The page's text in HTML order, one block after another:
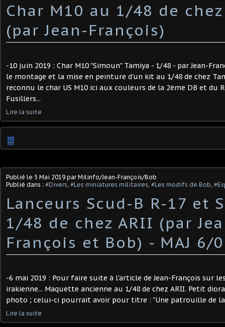
Char M10 au 1/48 de
(par Jean-François)
-10 juin 2019 : Char M10 "Simoun" Tamiya - 1/48 - par Jean-
le montage et la mise en peinture d'un kit au 1/48 de chez
reconnu le char US M10 ici aux couleurs de la 2ème DB et du
Fusillers...
Lire la suite
…
Publié le 5 Mai 2019 par Milinfo/Jean-François/Bob
Publié dans : #Divers, #Les miniatures militaires, #Les modifs de Bob,
Lanceurs Scud-B R-17 et
1/48 de chez ARII (par
François et Bob) - MAJ 6/
-6 mai 2019 : Pour faire suite à l'article de Jean-François sur
irakienne... Maquette ancienne au 1/48 de chez ARII. Petit
photo ; celui-ci pourrait avoir pour titre : "Une patrouille de
Lire la suite